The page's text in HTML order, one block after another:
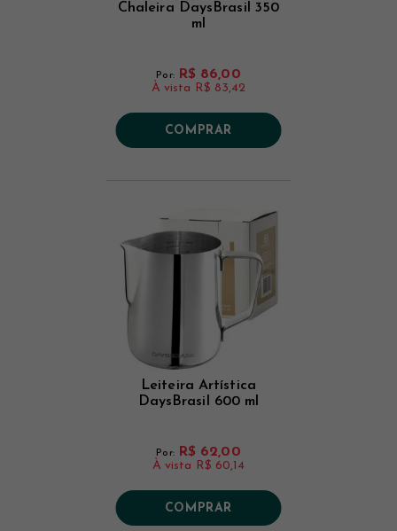
Chaleira DaysBrasil 350
ml
Por: R$ 86,00
À vista R$ 83,42
COMPRAR
Leiteira Artística
DaysBrasil 600 ml
Por: R$ 62,00
À vista R$ 60,14
COMPRAR